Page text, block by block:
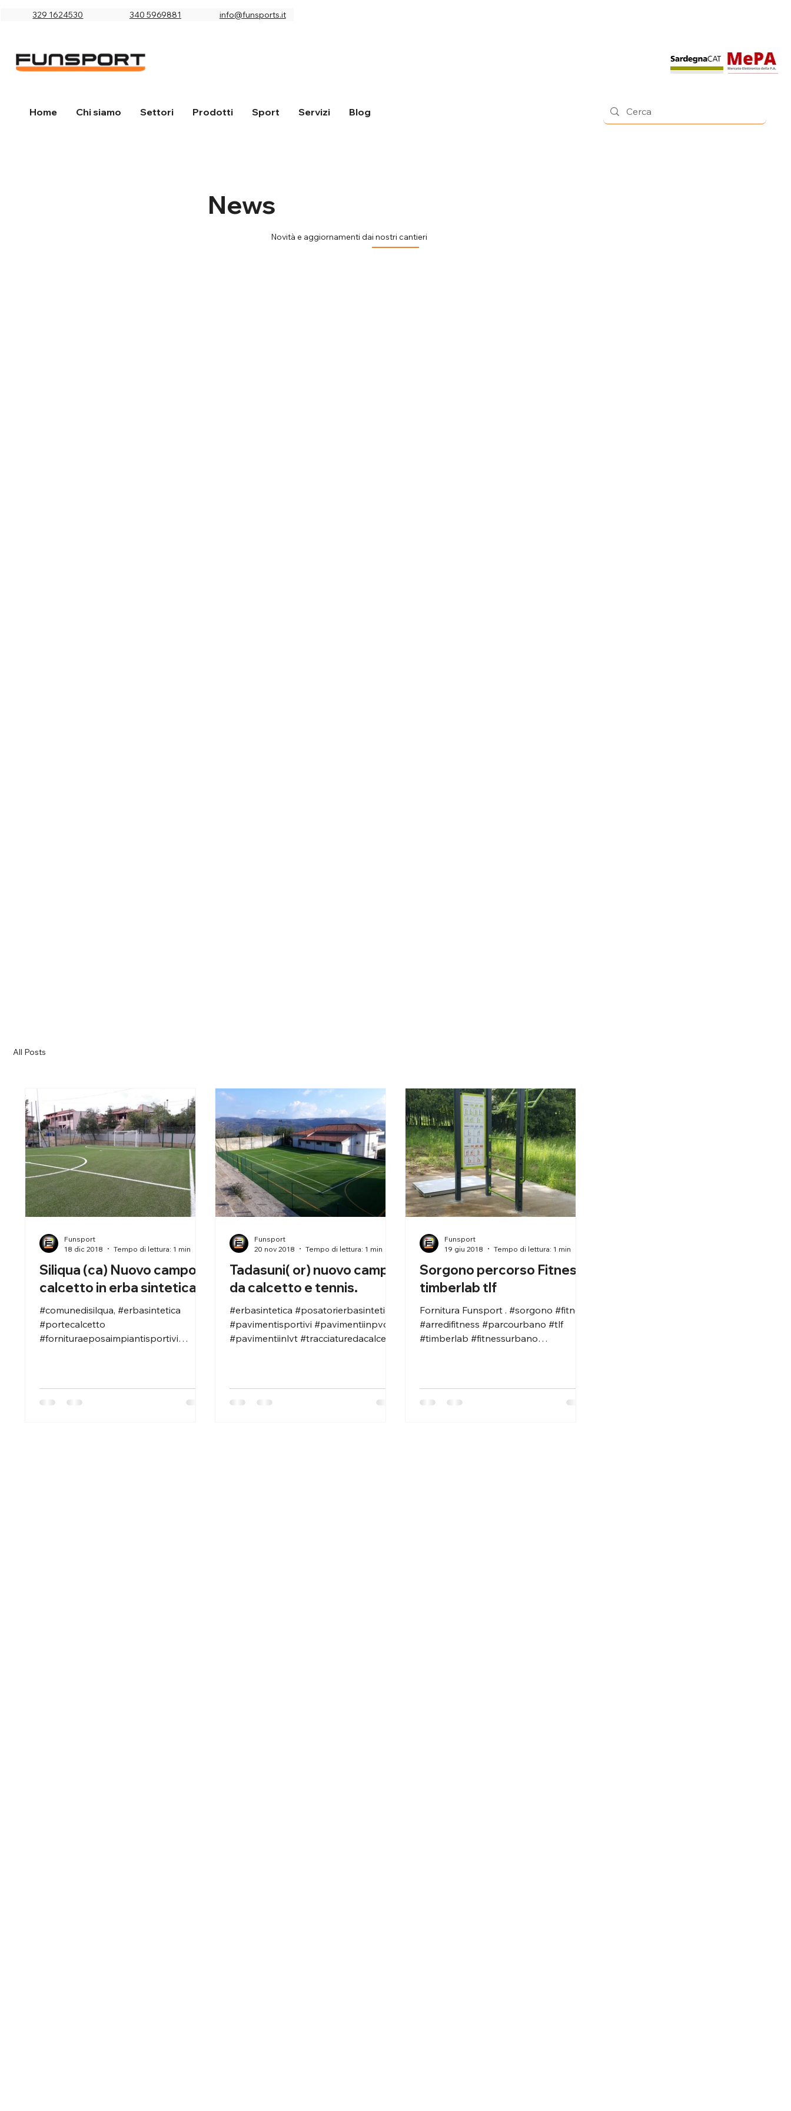
329 1624530 340 5969881 info@funsports.it
Home Chi siamo Settori Prodotti Sport Servizi Blog
News
Novità e aggiornamenti dai nostri cantieri
All Posts
Siliqua (ca) Nuovo campo
calcetto in erba sintetica .
#comunedisilqua, #erbasintetica
#portecalcetto
#fornituraeposaimpiantisportivi
Funsport
18 dic 2018
Tempo di lettura: 1 min
Tadasuni( or) nuovo campo
da calcetto e tennis.
#erbasintetica #posatorierbasintetica
#pavimentisportivi #pavimentiinpvc
#pavimentiinlvt #tracciaturedacalcetto
Funsport
20 nov 2018
Tempo di lettura: 1 min
Sorgono percorso Fitness
timberlab tlf
Fornitura Funsport . #sorgono #fitness
#arredifitness #parcourbano #tlf
#timberlab #fitnessurbano
Funsport
19 giu 2018
Tempo di lettura: 1 min